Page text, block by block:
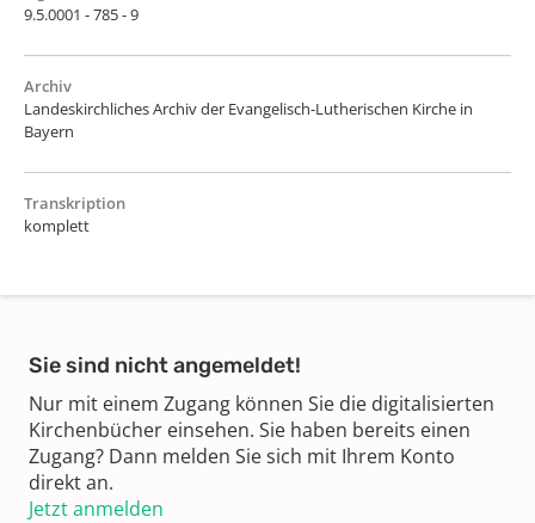
9.5.0001 - 785 - 9
Archiv
Landeskirchliches Archiv der Evangelisch-Lutherischen Kirche in
Bayern
Transkription
komplett
Sie sind nicht angemeldet!
Nur mit einem Zugang können Sie die digitalisierten
Kirchenbücher einsehen. Sie haben bereits einen
Zugang? Dann melden Sie sich mit Ihrem Konto
direkt an.
Jetzt anmelden